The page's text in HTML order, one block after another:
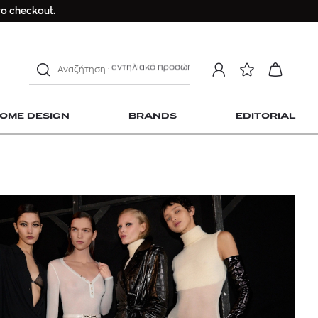
checkout.
DESIGN BRANDS EDITORIAL
αντηλιακό προσώπου
ανδρικο t-shirt
Dior sauvage
Longchamp Le Pliage
αντηλιακό προσώπου
estee lauder double wear
kiehl's avocado eye
Design